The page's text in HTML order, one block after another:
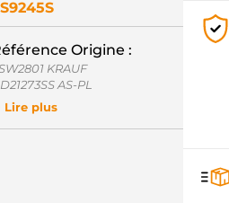
Origine :
KRAUF
AS-PL
142-62X9 SAWAFUJI
78071 TOYOTA
78080 TOYOTA
Lire plus